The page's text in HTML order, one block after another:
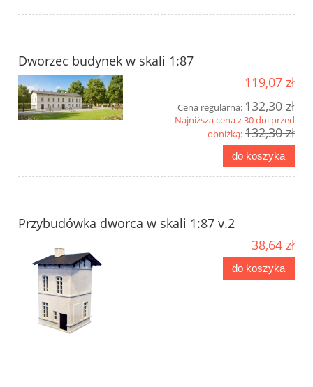
Dworzec budynek w skali 1:87
119,07 zł
Cena regularna:132,30 zł
Najniższa cena z 30 dni przed
obniżką:132,30 zł
do koszyka
Przybudó­wka dworca w skali 1:87 v.2
38,64 zł
do koszyka